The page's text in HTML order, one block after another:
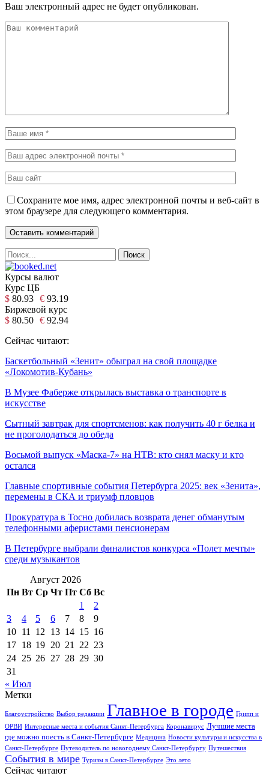
Ваш электронный адрес не будет опубликован.
Сохраните мое имя, адрес электронной почты и веб-сайт в
этом браузере для следующего комментария.
Курсы валют
Курс ЦБ
$ 80.93 € 93.19
Биржевой курс
$ 80.50 € 92.94
Сейчас читают:
Баскетбольный «Зенит» обыграл на свой площадке
«Локомотив-Кубань»
В Музее Фаберже открылась выставка о транспорте в
искусстве
Сытный завтрак для спортсменов: как получить 40 г белка и
не проголодаться до обеда
Восьмой выпуск «Маска-7» на НТВ: кто снял маску и кто
остался
Главные спортивные события Петербурга 2025: век «Зенита»,
перемены в СКА и триумф пловцов
Прокуратура в Тосно добилась возврата денег обманутым
телефонными аферистами пенсионерам
В Петербурге выбрали финалистов конкурса «Полет мечты»
среди музыкантов
Август 2026
Пн Вт Ср Чт Пт Сб Вс
1
2
3
4 5 6 7 8
9
10 11 12 13 14 15 16
17 18 19 20 21 22 23
24 25 26 27 28 29 30
31
« Июл
Метки
Благоустройство Выбор редакции Главное в городе Грипп и
ОРВИ Интересные места и события Санкт-Петербурга Коронавирус Лучшие места
где можно поесть в Санкт-Петербурге Медицина Новости культуры и искусства в
Санкт-Петербурге Путеводитель по новогоднему Санкт-Петербургу Путешествия
События в мире Туризм в Санкт-Петербурге Это лето
Сейчас читают